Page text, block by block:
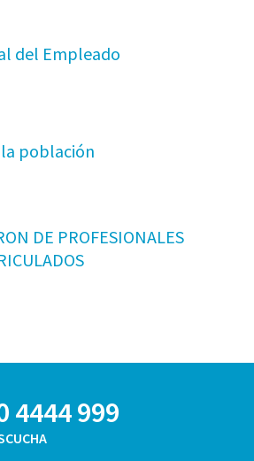
del Empleado
la población
DE PROFESIONALES
4444 999